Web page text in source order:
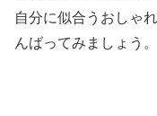
自分に似合うおしゃ
んばってみましょう。